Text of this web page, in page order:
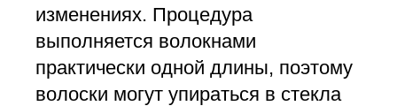
изменениях. Процедура
выполняется волокнами
практически одной длины, поэтому
волоски могут упираться в стекла